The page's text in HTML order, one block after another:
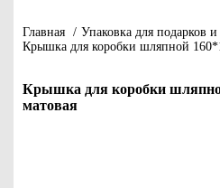
Главная / Упаковка для подарков и
Крышка для коробки шляпной
Крышка для коробки
матовая